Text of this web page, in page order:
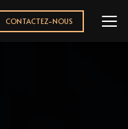
CONTACTEZ-NOUS